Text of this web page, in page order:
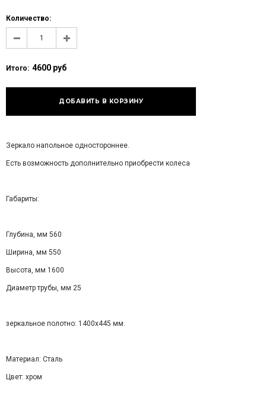
Количество:
Итого: 4600 руб
Зеркало напольное одностороннее.
Есть возможность дополнительно приобрести колеса
Габариты:
Глубина, мм 560
Ширина, мм 550
Высота, мм 1600
Диаметр трубы, мм 25
зеркальное полотно: 1400х445 мм.
Материал: Сталь
Цвет: хром